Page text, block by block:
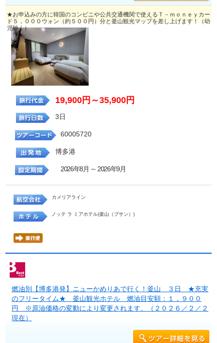
★お申込みの方に韓国のコンビニや公共交通機関で使えるＴ－ｍｏｎｅｙカー
ド５，０００ウォン（約５００円）分と釜山観光マップを差し上げます！（幼
児除く）
19,900円～35,900円
3日
60005720
博多港
2026年8月 ～ 2026年9月
カメリアライン
ノッテ ラ ミアホテル(釜山（プサン）)
燃油別【博多港発】ニューかめりあで行く！釜山 ３日 ★充実
のフリータイム★ 釜山観光ホテル 燃油目安額：１，９００
円 ※原油価格の変動により変更されます。（２０２６／２／２
現在）